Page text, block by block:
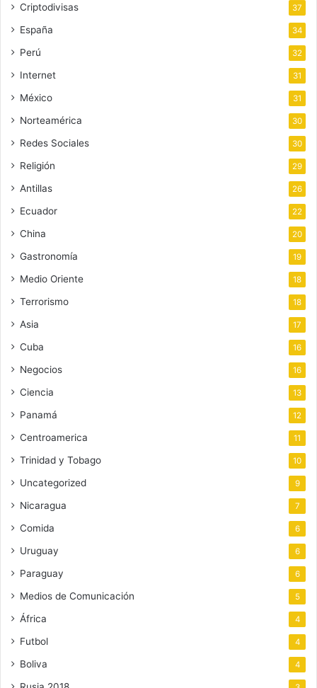
Criptodivisas 37
España 34
Perú 32
Internet 31
México 31
Norteamérica 30
Redes Sociales 30
Religión 29
Antillas 26
Ecuador 22
China 20
Gastronomía 19
Medio Oriente 18
Terrorismo 18
Asia 17
Cuba 16
Negocios 16
Ciencia 13
Panamá 12
Centroamerica 11
Trinidad y Tobago 10
Uncategorized 9
Nicaragua 7
Comida 6
Uruguay 6
Paraguay 6
Medios de Comunicación 5
África 4
Futbol 4
Boliva 4